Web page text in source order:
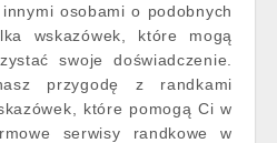
osobami o podobnych
wskazówek, które mogą
swoje doświadczenie.
przygodę z randkami
które pomogą Ci w
serwisy randkowe w